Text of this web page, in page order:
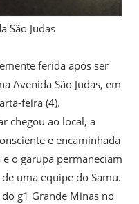
São Judas
ferida após ser
Avenida São Judas, em
feira (4).
chegou ao local, a
e encaminhada
e o garupa permaneciam
uma equipe do Samu.
g1 Grande Minas no